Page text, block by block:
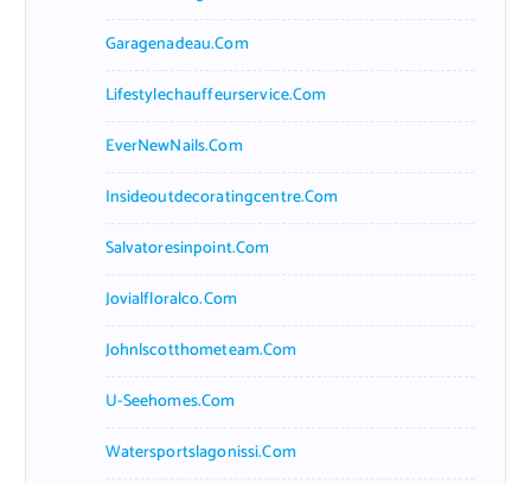
Garagenadeau.com
Lifestylechauffeurservice.com
EverNewNails.com
Insideoutdecoratingcentre.com
Salvatoresinpoint.com
Jovialfloralco.com
Johnlscotthometeam.com
U-Seehomes.com
Watersportslagonissi.com